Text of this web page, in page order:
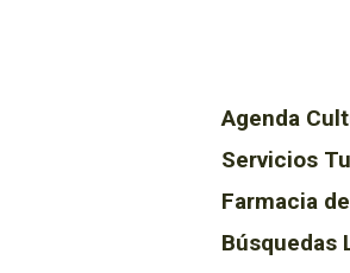
Agenda
Servicios
Farmacia
Búsquedas